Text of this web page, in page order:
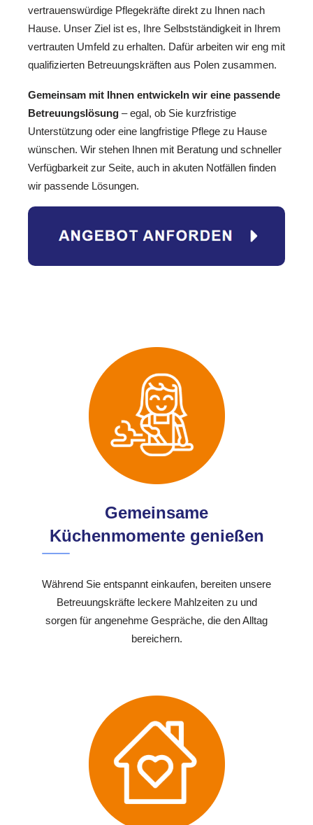
vertrauenswürdige Pflegekräfte direkt zu Ihnen nach
Hause. Unser Ziel ist es, Ihre Selbstständigkeit in Ihrem
vertrauten Umfeld zu erhalten. Dafür arbeiten wir eng mit
qualifizierten Betreuungskräften aus Polen zusammen.
Gemeinsam mit Ihnen entwickeln wir eine passende
Betreuungslösung – egal, ob Sie kurzfristige
Unterstützung oder eine langfristige Pflege zu Hause
wünschen. Wir stehen Ihnen mit Beratung und schneller
Verfügbarkeit zur Seite, auch in akuten Notfällen finden
wir passende Lösungen.
Gemeinsame
Küchenmomente genießen
Während Sie entspannt einkaufen, bereiten unsere
Betreuungskräfte leckere Mahlzeiten zu und
sorgen für angenehme Gespräche, die den Alltag
bereichern.